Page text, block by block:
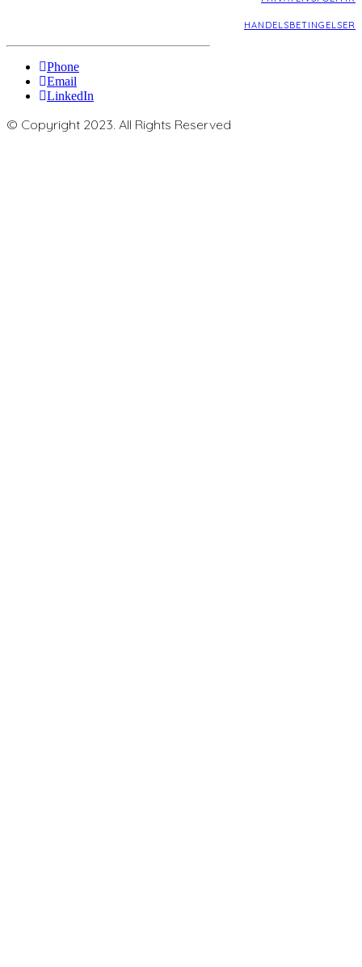
HANDELSBETINGELSER
Phone
Email
LinkedIn
© Copyright 2023. All Rights Reserved